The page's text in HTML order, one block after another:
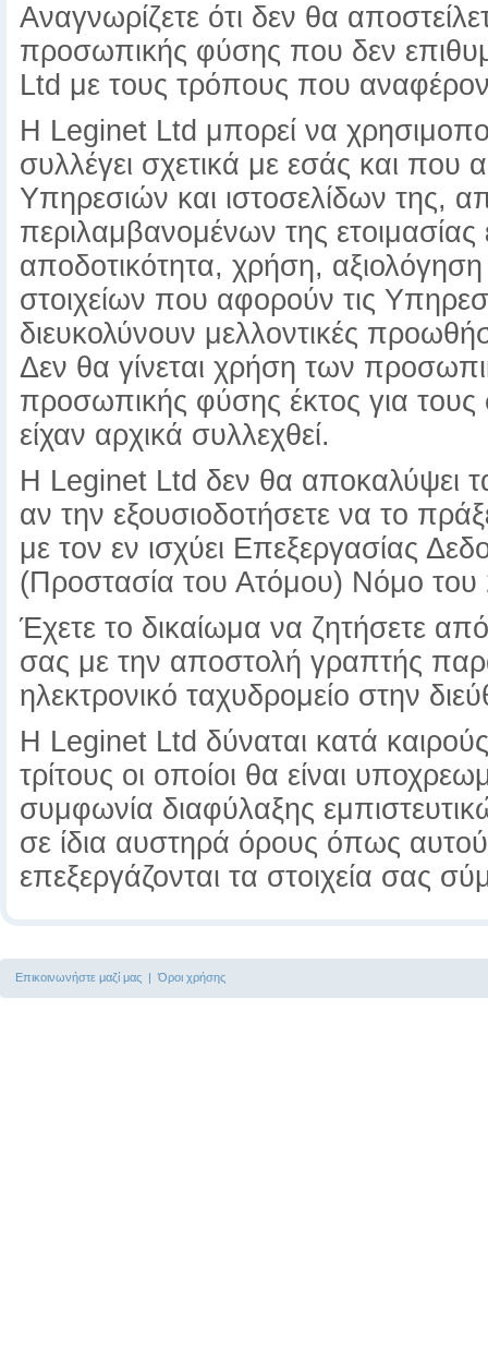
Αναγνωρίζετε ότι δεν θα
προσωπικής φύσης που δεν
Ltd με τους τρόπους που
Η Leginet Ltd μπορεί να
συλλέγει σχετικά με εσάς και
Υπηρεσιών και ιστοσελίδων της,
περιλαμβανομένων της
αποδοτικότητα, χρήση,
στοιχείων που αφορούν τις
διευκολύνουν μελλοντικές
Δεν θα γίνεται χρήση των
προσωπικής φύσης έκτος για τους
είχαν αρχικά συλλεχθεί.
Η Leginet Ltd δεν θα αποκαλύψει
αν την εξουσιοδοτήσετε να το
με τον εν ισχύει Επεξεργασίας
(Προστασία του Ατόμου) Νόμο του
Έχετε το δικαίωμα να ζητήσετε
σας με την αποστολή γραπτής
ηλεκτρονικό ταχυδρομείο στην
Η Leginet Ltd δύναται κατά
τρίτους οι οποίοι θα είναι
συμφωνία διαφύλαξης
σε ίδια αυστηρά όρους όπως
επεξεργάζονται τα στοιχεία σας
Επικοινωνήστε μαζί μας |Όροι χρήσης